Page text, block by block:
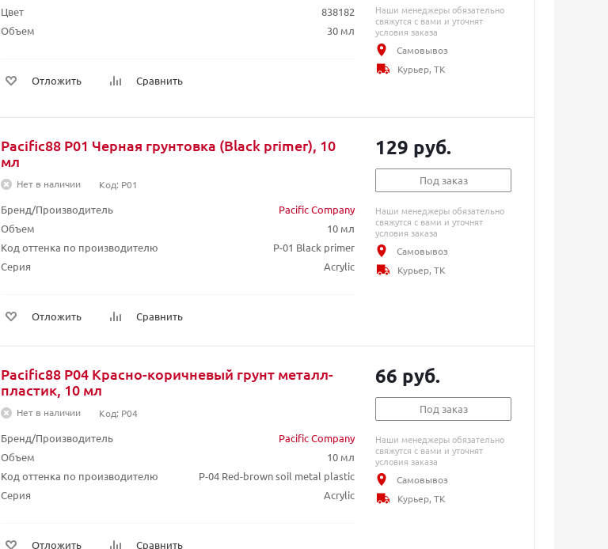
Цвет
838182
Объем
30 мл
Отложить Сравнить
Наши менеджеры обязательно
свяжутся с вами и уточнят
условия заказа
Самовывоз
Курьер, ТК
Pacific88 P01 Черная грунтовка (Black primer), 10
мл
Нет в наличии Код: P01
Бренд/Производитель
Pacific Company
Объем
10 мл
Код оттенка по производителю
P-01 Black primer
Серия
Acrylic
Отложить Сравнить
129 руб.
Под заказ
Наши менеджеры обязательно
свяжутся с вами и уточнят
условия заказа
Самовывоз
Курьер, ТК
Pacific88 P04 Красно-коричневый грунт металл-
пластик, 10 мл
Нет в наличии Код: P04
Бренд/Производитель
Pacific Company
Объем
10 мл
Код оттенка по производителю
P-04 Red-brown soil metal plastic
Серия
Acrylic
Отложить Сравнить
66 руб.
Под заказ
Наши менеджеры обязательно
свяжутся с вами и уточнят
условия заказа
Самовывоз
Курьер, ТК